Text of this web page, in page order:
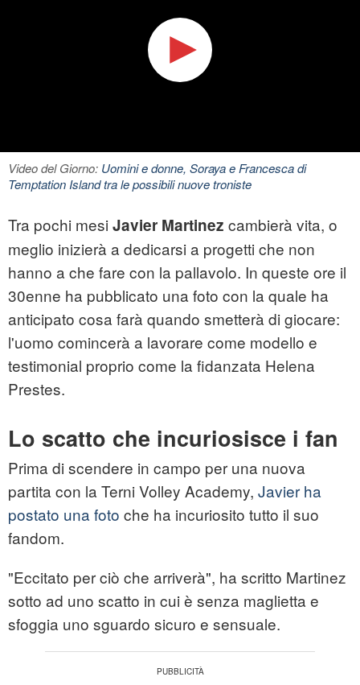
Video del Giorno: Uomini e donne, Soraya e Francesca di
Temptation Island tra le possibili nuove troniste
Tra pochi mesi Javier Martinez cambierà vita, o
meglio inizierà a dedicarsi a progetti che non
hanno a che fare con la pallavolo. In queste ore il
30enne ha pubblicato una foto con la quale ha
anticipato cosa farà quando smetterà di giocare:
l'uomo comincerà a lavorare come modello e
testimonial proprio come la fidanzata Helena
Prestes.
Lo scatto che incuriosisce i fan
Prima di scendere in campo per una nuova
partita con la Terni Volley Academy, Javier ha
postato una foto che ha incuriosito tutto il suo
fandom.
"Eccitato per ciò che arriverà", ha scritto Martinez
sotto ad uno scatto in cui è senza maglietta e
sfoggia uno sguardo sicuro e sensuale.